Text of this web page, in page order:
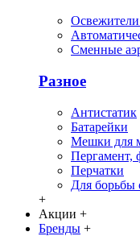
Освежители
Сменные
Разное
Антистатик
Батарейки
Мешки для
Пергамент,
Перчатки
Для борьбы
+
Акции +
Бренды +